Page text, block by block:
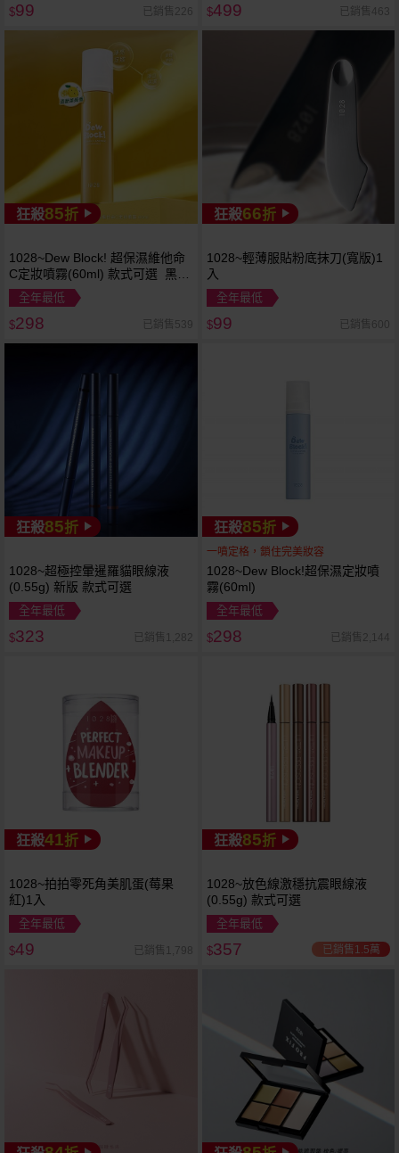
$99 已銷售226 $499 已銷售463
狂殺85折
1028~Dew Block! 超保濕維他命
C定妝噴霧(60ml) 款式可選 黑色
素
全年最低
$298 已銷售539
狂殺66折
1028~輕薄服貼粉底抹刀(寬版)1
入
全年最低
$99 已銷售600
狂殺85折
1028~超極控暈暹羅貓眼線液
(0.55g) 新版 款式可選
全年最低
$323 已銷售1,282
狂殺85折
一噴定格，鎖住完美妝容
1028~Dew Block!超保濕定妝噴
霧(60ml)
全年最低
$298 已銷售2,144
狂殺41折
1028~拍拍零死角美肌蛋(莓果
紅)1入
全年最低
$49 已銷售1,798
狂殺85折
1028~放色線激穩抗震眼線液
(0.55g) 款式可選
全年最低
$357 已銷售1.5萬